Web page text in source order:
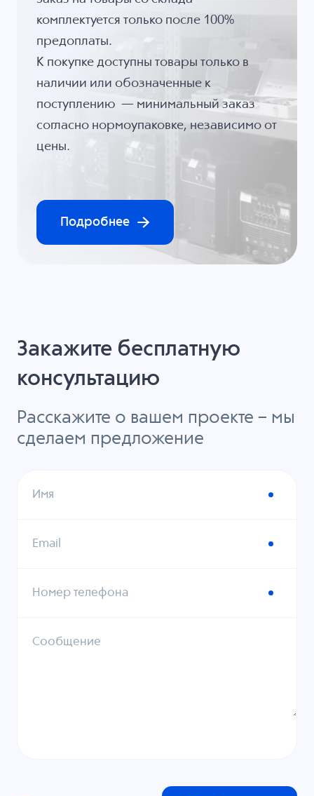
комплектуется только после 100%
предоплаты.
К покупке доступны товары только в
наличии или обозначенные к
поступлению — минимальный заказ
согласно нормоупаковке, независимо от
цены.
Подробнее
Закажите бесплатную
консультацию
Расскажите о вашем проекте – мы
сделаем предложение
Имя
Email
Номер телефона
Сообщение